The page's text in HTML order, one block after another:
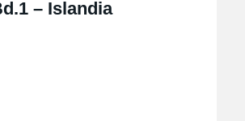
– Islandia